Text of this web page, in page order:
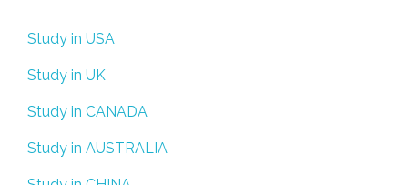
Study in USA
Study in UK
Study in CANADA
Study in AUSTRALIA